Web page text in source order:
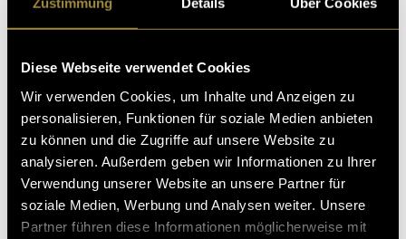
Diese Webseite verwendet Cookies
Wir verwenden Cookies, um Inhalte und Anzeigen zu
personalisieren, Funktionen für soziale Medien anbieten
zu können und die Zugriffe auf unsere Website zu
analysieren. Außerdem geben wir Informationen zu Ihrer
Verwendung unserer Website an unsere Partner für
soziale Medien, Werbung und Analysen weiter. Unsere
Partner führen diese Informationen möglicherweise mit